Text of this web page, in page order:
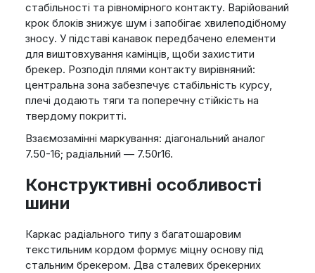
стабільності та рівномірного контакту. Варійований
крок блоків знижує шум і запобігає хвилеподібному
зносу. У підставі канавок передбачено елементи
для виштовхування камінців, щоби захистити
брекер. Розподіл плями контакту вирівняний:
центральна зона забезпечує стабільність курсу,
плечі додають тяги та поперечну стійкість на
твердому покритті.
Взаємозамінні маркування: діагональний аналог
7.50-16; радіальний — 7.50r16.
Конструктивні особливості
шини
Каркас радіального типу з багатошаровим
текстильним кордом формує міцну основу під
стальним брекером. Два сталевих брекерних